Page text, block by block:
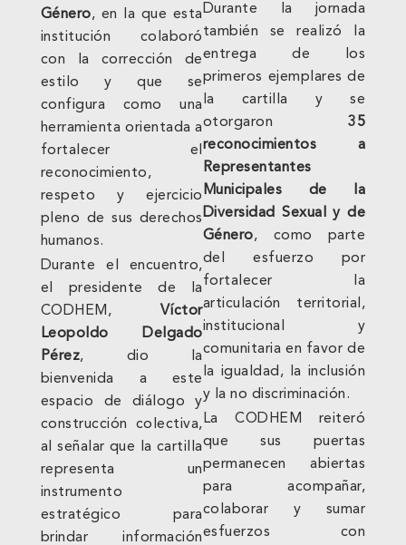
Género, en la que esta
institución colaboró
con la corrección de
estilo y que se
configura como una
herramienta orientada a
fortalecer el
reconocimiento,
respeto y ejercicio
pleno de sus derechos
humanos.
Durante el encuentro,
el presidente de la
CODHEM, Víctor
Leopoldo Delgado
Pérez, dio la
bienvenida a este
espacio de diálogo y
construcción colectiva,
al señalar que la cartilla
representa un
instrumento
estratégico para
brindar información
Durante la jornada
también se realizó la
entrega de los
primeros ejemplares de
la cartilla y se
otorgaron35
reconocimientos a
Representantes
Municipales de la
Diversidad Sexual y de
Género, como parte
del esfuerzo por
fortalecer la
articulación territorial,
institucional y
comunitaria en favor de
la igualdad, la inclusión
y la no discriminación.
La CODHEM reiteró
que sus puertas
permanecen abiertas
para acompañar,
colaborar y sumar
esfuerzos con